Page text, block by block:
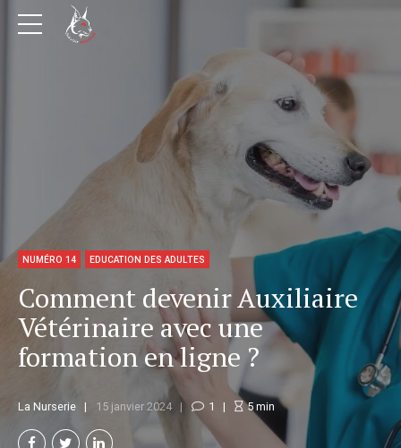
NUMÉRO 14 EDUCATION DES ADULTES
Comment devenir Auxiliaire
Vétérinaire avec une
formation en ligne ?
La Nurserie 15 janvier 2024 1 5min